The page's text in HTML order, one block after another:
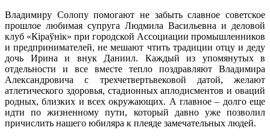
Владимиру Солопу помогают не забыть славное советское
прошлое любимая суп­руга Людмила Васильевна и деловой
клуб «Кіраўнік» при городской Ассоциации промышленников
и предпринимателей, не мешают чтить традиции отцу и деду
дочь Ирина и внук Даниил. Каждый из упомянутых в
отдельности и все вместе тепло поздравляют Владимира
Александровича с трехчетвертьвековой датой, желают
атлетического здоровья, стадионных аплодисментов и оваций
родных, близких и всех окружающих. А главное – долго еще
идти по жизненному пути, который давно уже позволил
причислить нашего юбиляра к плеяде замечательных людей.